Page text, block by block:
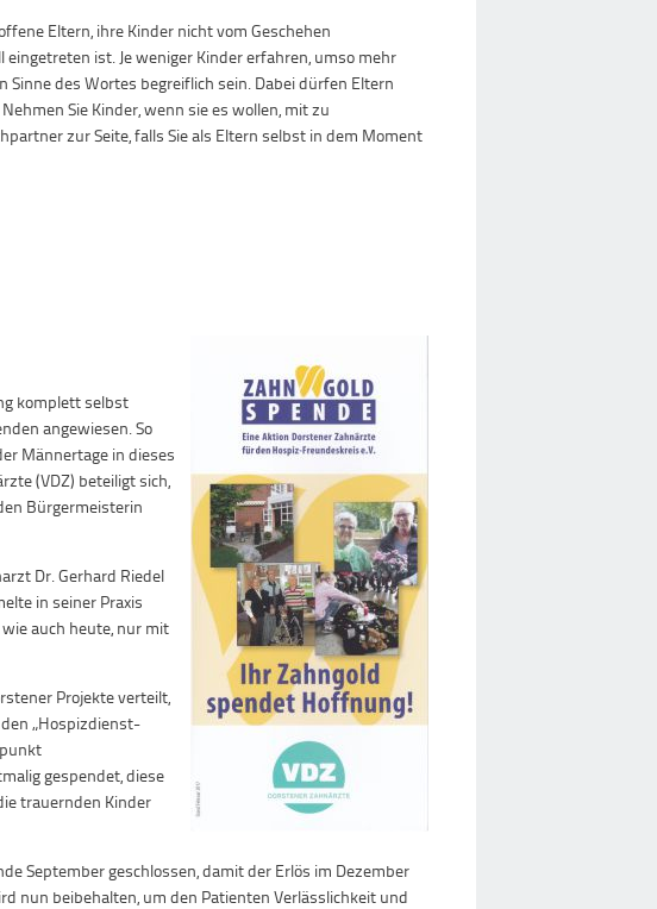
Eltern, ihre Kinder nicht vom Geschehen
ist. Je weniger Kinder erfahren, umso mehr
des Wortes begreiflich sein. Dabei dürfen Eltern
Sie Kinder, wenn sie es wollen, mit zu
zur Seite, falls Sie als Eltern selbst in dem Moment
komplett selbst
angewiesen. So
Männertage in dieses
(VDZ) beteiligt sich,
Bürgermeisterin
Dr. Gerhard Riedel
in seiner Praxis
auch heute, nur mit
Projekte verteilt,
„Hospizdienst-
gespendet, diese
trauernden Kinder
September geschlossen, damit der Erlös im Dezember
nun beibehalten, um den Patienten Verlässlichkeit und